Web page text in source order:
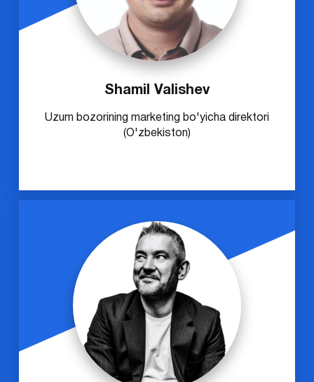
Shamil Valishev
Uzum bozorining marketing bo'yicha direktori
(O'zbekiston)